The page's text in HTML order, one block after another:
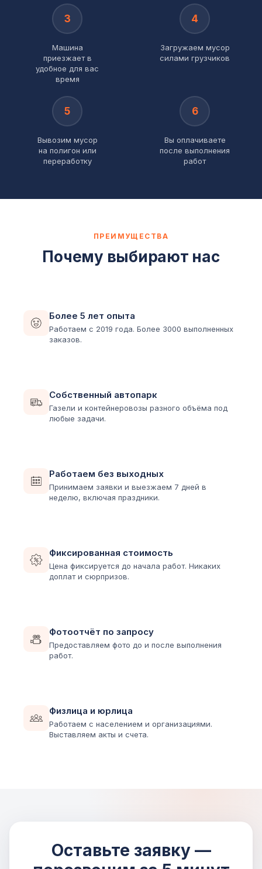
3
Машина
приезжает в
удобное для вас
время
4
Загружаем мусор
силами грузчиков
5
Вывозим мусор
на полигон или
переработку
6
Вы оплачиваете
после выполнения
работ
ПРЕИМУЩЕСТВА
Почему выбирают нас
Более 5 лет опыта
Работаем с 2019 года. Более 3000 выполненных
заказов.
Собственный автопарк
Газели и контейнеровозы разного объёма под
любые задачи.
Работаем без выходных
Принимаем заявки и выезжаем 7 дней в
неделю, включая праздники.
Фиксированная стоимость
Цена фиксируется до начала работ. Никаких
доплат и сюрпризов.
Фотоотчёт по запросу
Предоставляем фото до и после выполнения
работ.
Физлица и юрлица
Работаем с населением и организациями.
Выставляем акты и счета.
Оставьте заявку —